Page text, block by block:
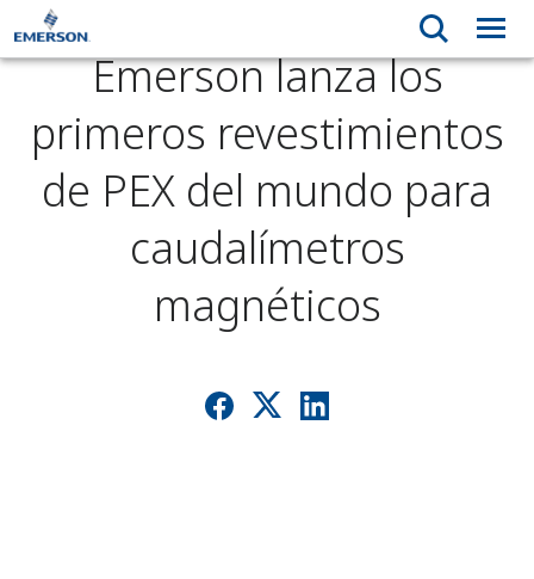
Emerson lanza los
primeros revestimientos
de PEX del mundo para
caudalímetros
magnéticos